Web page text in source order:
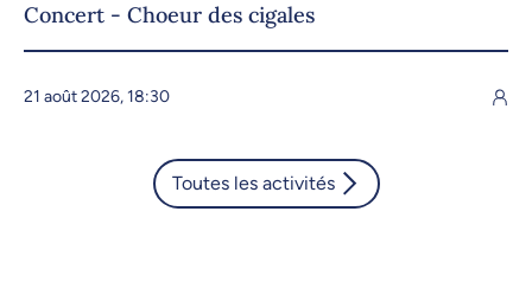
Concert - Choeur des cigales
21 août 2026, 18:30
Toutes les activités